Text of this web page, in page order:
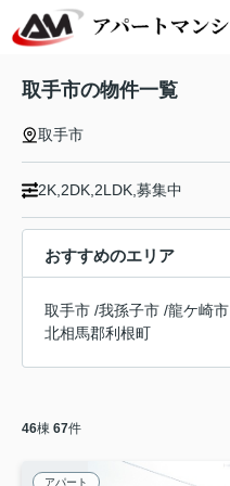
取手市の物件一覧
取手市
2K,2DK,2LDK,募集中
おすすめのエリア
取手市 /我孫子市 /龍ケ崎市
北相馬郡利根町
46棟 67件
アパート